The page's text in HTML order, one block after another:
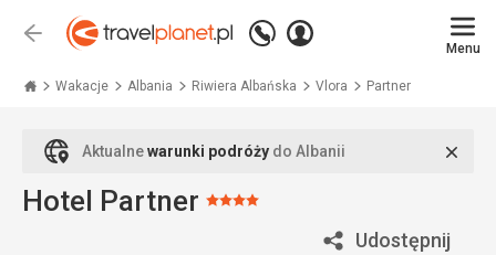
Wstecz
Zadzwoń
+48
771
Zaloguj
Menu
Wakacje Albania Riwiera Albańska Vlora Partner
Aktualnewarunki podróży do Albanii
Hotel Partner Ocena:
Udostępnij